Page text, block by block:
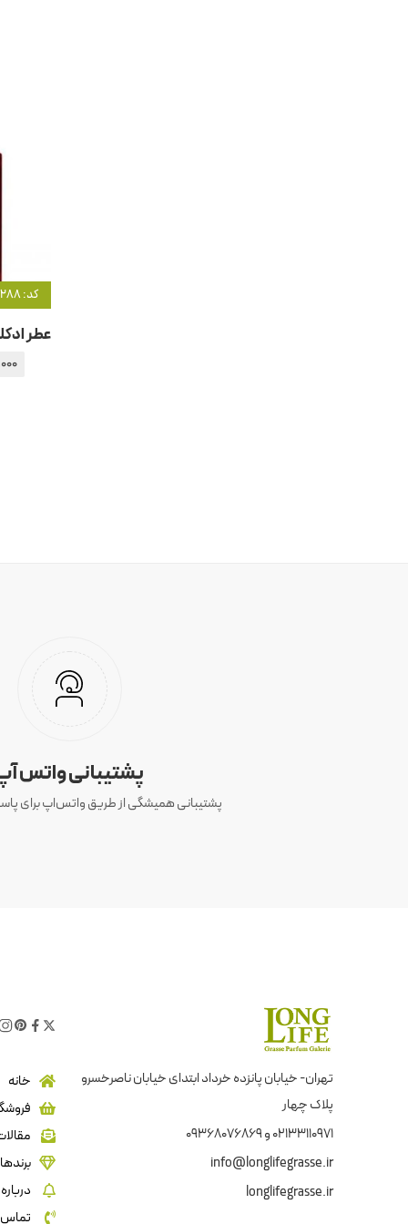
کد: 3288
پشتیبانی واتس
پشتیبانی همیشگی از طریق واتس‌اپ برای
تهران- خیابان پانزده خرداد ابتدای خیابان ناصرخسرو
پلاک چهار
02133110971 و 09368076869
info@longlifegrasse.ir
longlifegrasse.ir
خانه
برندها
تماس